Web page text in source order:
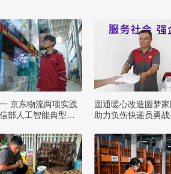
京东物流两项实践
部人工智能典型案
圆通暖心改造圆梦
助力负伤快递员勇